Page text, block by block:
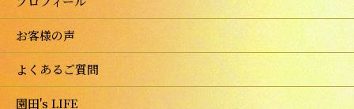
お客様の声
よくあるご質問
園田's LIFE